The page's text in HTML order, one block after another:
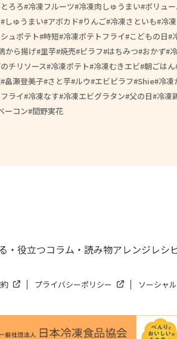
ろろ 冷凍フルーツ 冷凍肉しゅうまい ボリュ
しゅうまい アボカド りんご 冷凍さといも 冷
ュポテト 時短 冷凍ポテトフライ こどもの日
から揚げ 里芋 焼売 ピラフ はちみつ おかず
チリソース 冷凍ポテト 冷凍むきエビ 朝ごはん
畠瀬登美子 さと芋 ルウ エビピラフ Shie 冷凍
ライ 冷凍なす 冷凍エビグラタン 父の日 冷凍
ーコン 間野実花
・役立つコラム・読み物アレンジレシ
プライバシーポリシー ソーシャ